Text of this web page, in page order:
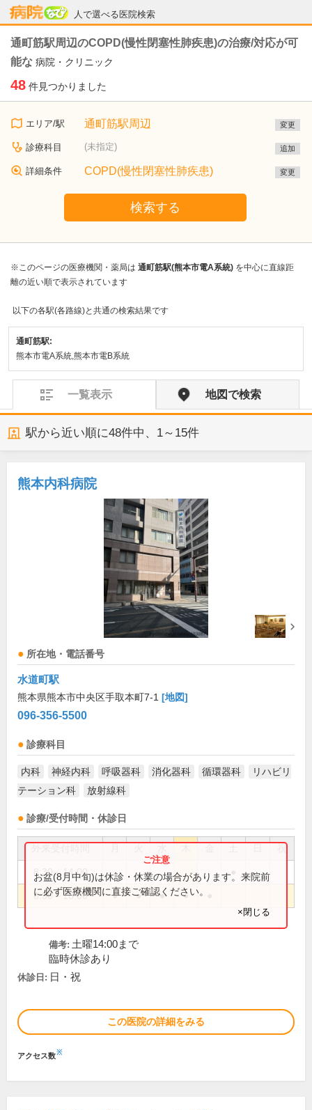
人で選べる医院検索
病院なび
通町筋駅周辺のCOPD(慢性閉塞性肺疾患)の治療/対応が可
能な 病院・クリニック
48 件見つかりました
エリア/駅 通町筋駅周辺 変更
診療科目 (未指定) 追加
詳細条件 COPD(慢性閉塞性肺疾患) 変更
検索する
※このページの医療機関・薬局は 通町筋駅(熊本市電A系統) を中心に直線距
離の近い順で表示されています
以下の各駅(各路線)と共通の検索結果です
通町筋駅:
熊本市電A系統,熊本市電B系統
一覧表示 地図で検索
駅から近い順に48件中、 1～15件
熊本内科病院
所在地・電話番号
水道町駅
熊本県熊本市中央区手取本町7-1 [地図]
096-356-5500
診療科目
内科 神経内科 呼吸器科 消化器科 循環器科
リハビリ
テーション科
放射線科
診療/受付時間・休診日
祝
8:30～14:00
8:30～18:00 ● ● ● ●
お盆(8月中旬)は休診・休業の場合があります。来院前
に必ず医療機関に直接ご確認ください。
×閉じる
備考: 土曜14:00まで
臨時休診あり
休診日: 日・祝
この医院の詳細をみる
アクセス数※